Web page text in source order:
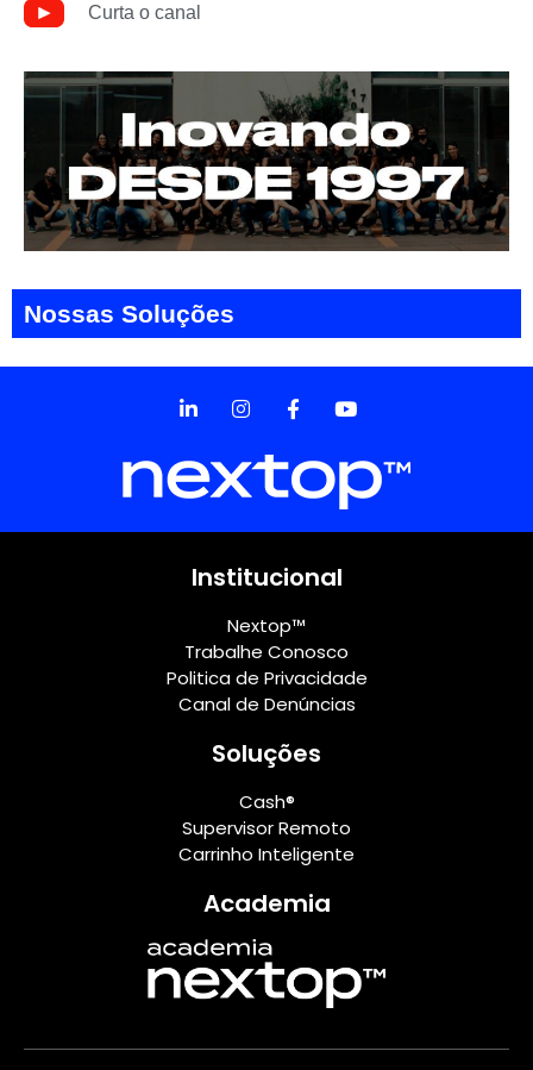
Curta o canal
Nossas Soluções
Institucional
Nextop™
Trabalhe Conosco
Politica de Privacidade
Canal de Denúncias
Soluções
Cash®
Supervisor Remoto
Carrinho Inteligente
Academia